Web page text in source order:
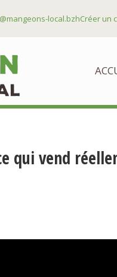
local.bzhCréer un
qui vend